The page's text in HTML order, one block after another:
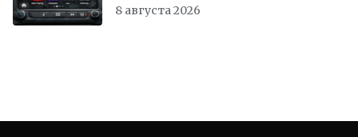
8 августа 2026